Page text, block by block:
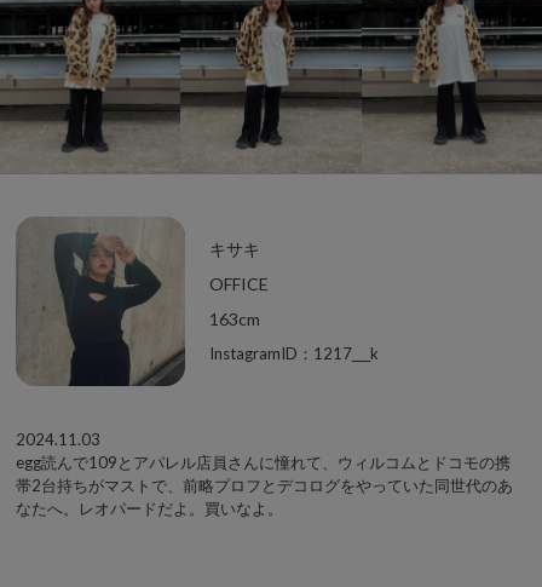
キサキ
OFFICE
163cm
InstagramID：1217___k
2024.11.03
egg読んで109とアパレル店員さんに憧れて、ウィルコムとドコモの携
帯2台持ちがマストで、前略プロフとデコログをやっていた同世代のあ
なたへ。レオパードだよ。買いなよ。